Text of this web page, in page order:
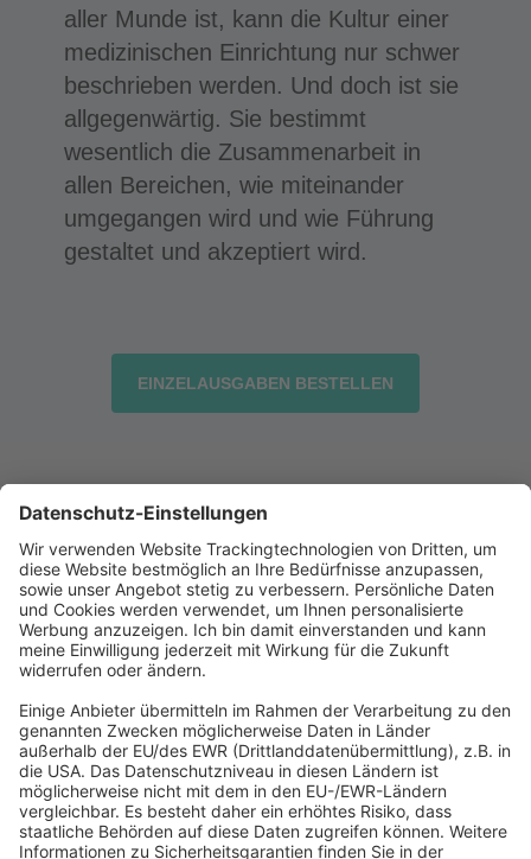
aller Munde ist, kann die Kultur einer
medizinischen Einrichtung nur schwer
beschrieben werden. Und doch ist sie
allgegenwärtig. Sie bestimmt
wesentlich die Zusammen­arbeit in
allen Bereichen, wie miteinander
umgegangen wird und wie Führung
gestaltet und akzeptiert wird.
EINZELAUSGABEN BESTELLEN
Abonnement anfordern| Abo kündigen|
Werben bei uns